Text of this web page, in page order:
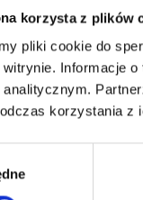
korzysta z plików
pliki cookie do
Informacje
korzystania z